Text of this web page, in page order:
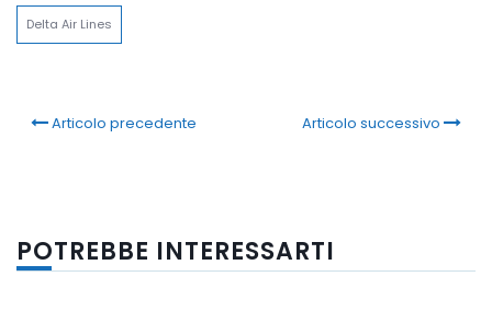
Delta Air Lines
Articolo precedente Articolo successivo
POTREBBE INTERESSARTI